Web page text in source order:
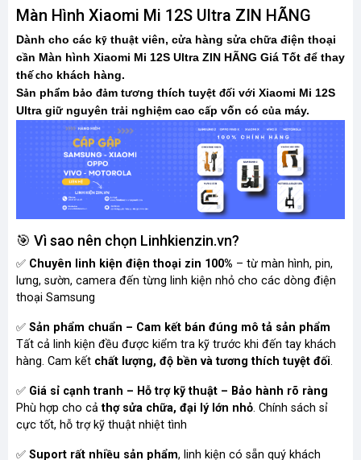
Màn Hình Xiaomi Mi 12S Ultra ZIN HÃNG
Dành cho các kỹ thuật viên, cửa hàng sửa chữa điện thoại
cần Màn hình Xiaomi Mi 12S Ultra ZIN HÃNG Giá Tốt để thay
thế cho khách hàng.
Sản phẩm bảo đảm tương thích tuyệt đối với Xiaomi Mi 12S
Ultra giữ nguyên trải nghiệm cao cấp vốn có của máy.
🎯 Vì sao nên chọn Linhkienzin.vn?
✅ Chuyên linh kiện điện thoại zin 100% – từ màn hình, pin,
lưng, sườn, camera đến từng linh kiện nhỏ cho các dòng điện
thoại Samsung
✅ Sản phẩm chuẩn – Cam kết bán đúng mô tả sản phẩm
Tất cả linh kiện đều được kiểm tra kỹ trước khi đến tay khách
hàng. Cam kết chất lượng, độ bền và tương thích tuyệt đối.
✅ Giá sỉ cạnh tranh – Hỗ trợ kỹ thuật – Bảo hành rõ ràng
Phù hợp cho cả thợ sửa chữa, đại lý lớn nhỏ. Chính sách sỉ
cực tốt, hỗ trợ kỹ thuật nhiệt tình
✅ Suport rất nhiều sản phẩm, linh kiện có sẵn quý khách